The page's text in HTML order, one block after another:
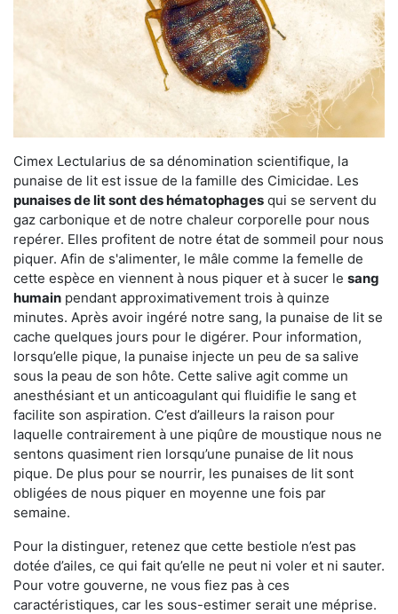
Cimex Lectularius de sa dénomination scientifique, la
punaise de lit est issue de la famille des Cimicidae. Les
punaises de lit sont des hématophages qui se servent du
gaz carbonique et de notre chaleur corporelle pour nous
repérer. Elles profitent de notre état de sommeil pour nous
piquer. Afin de s'alimenter, le mâle comme la femelle de
cette espèce en viennent à nous piquer et à sucer le sang
humain pendant approximativement trois à quinze
minutes. Après avoir ingéré notre sang, la punaise de lit se
cache quelques jours pour le digérer. Pour information,
lorsqu’elle pique, la punaise injecte un peu de sa salive
sous la peau de son hôte. Cette salive agit comme un
anesthésiant et un anticoagulant qui fluidifie le sang et
facilite son aspiration. C’est d’ailleurs la raison pour
laquelle contrairement à une piqûre de moustique nous ne
sentons quasiment rien lorsqu’une punaise de lit nous
pique. De plus pour se nourrir, les punaises de lit sont
obligées de nous piquer en moyenne une fois par
semaine.
Pour la distinguer, retenez que cette bestiole n’est pas
dotée d’ailes, ce qui fait qu’elle ne peut ni voler et ni sauter.
Pour votre gouverne, ne vous fiez pas à ces
caractéristiques, car les sous-estimer serait une méprise.